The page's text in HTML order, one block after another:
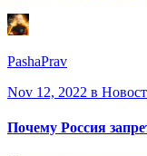
PashaPrav
Nov 12, 2022 в
Почему Россия